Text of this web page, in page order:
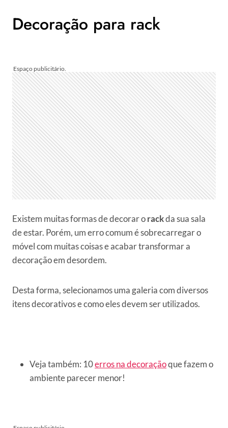
Decoração para rack
Existem muitas formas de decorar orackda sua sala
de estar. Porém, um erro comum é sobrecarregar o
móvel com muitas coisas e acabar transformar a
decoração em desordem.
Desta forma, selecionamos uma galeria com diversos
itens decorativos e como eles devem ser utilizados.
Veja também: 10erros na decoraçãoque fazem o
ambiente parecer menor!